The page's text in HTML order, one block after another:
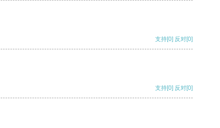
支持[0] 反对[0]
支持[0] 反对[0]